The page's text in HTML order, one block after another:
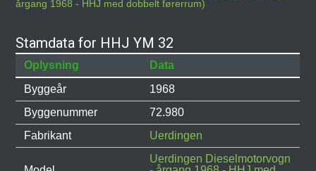
årgang 1968 - HHJ med dobbelt førerrum)
Stamdata for HHJ YM 32
Oplysning
Data
Byggeår
1968
Byggenummer
72.980
Fabrikant
Uerdingen
Uerdingen Dieselmotorvogn